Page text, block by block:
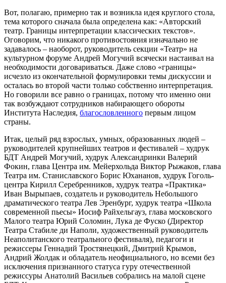
Вот, полагаю, примерно так и возникла идея круглого стола,
тема которого сначала была определена как: «Авторский
театр. Границы интерпретации классических текстов».
Оговорим, что никакого противостояния изначально не
задавалось – наоборот, руководитель секции «Театр» на
культурном форуме Андрей Могучий всячески настаивал на
необходимости договариваться. Даже слово «границы»
исчезло из окончательной формулировки темы дискуссии и
осталась во второй части только собственно интерпретация.
Но говорили все равно о границах, потому что именно они
так возбуждают сотрудников набирающего обороты
Института Наследия, благословленного первым лицом
страны.
Итак, целый ряд взрослых, умных, образованных людей –
руководителей крупнейших театров и фестивалей – худрук
БДТ Андрей Могучий, худрук Александринки Валерий
Фокин, глава Центра им. Мейерхольда Виктор Рыжаков, глава
Театра им. Станиславского Борис Юхананов, худрук Гоголь-
центра Кирилл Серебренников, худрук театра «Практика»
Иван Вырыпаев, создатель и руководитель Небольшого
драматического театра Лев Эренбург, худрук театра «Школа
современной пьесы» Иосиф Райхельгауз, глава московского
Малого театра Юрий Соломин, Лука де Фуско (Директор
Театра Стабиле ди Наполи, художественный руководитель
Неаполитанского театрального фестиваля), педагоги и
режиссеры Геннадий Тростянецкий, Дмитрий Крымов,
Андрий Жолдак и обладатель неофициального, но всеми без
исключения признанного статуса гуру отечественной
режиссуры Анатолий Васильев собрались на малой сцене